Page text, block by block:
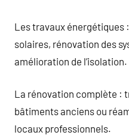
Les travaux énergétiques
solaires, rénovation des
amélioration de l’isolation.
La rénovation complète :
bâtiments anciens ou
locaux professionnels.